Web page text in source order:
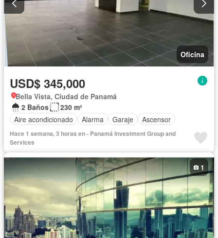
Oficina
USD$ 345,000
Bella Vista, Ciudad de Panamá
2 Baños
230 m²
Aire acondicionado
Alarma Garaje Ascensor
Hace 1 semana, 3 horas en - Panamá Investment Group and
Services
1